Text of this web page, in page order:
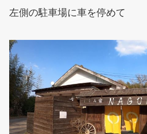
左側の駐車場に車を停めて